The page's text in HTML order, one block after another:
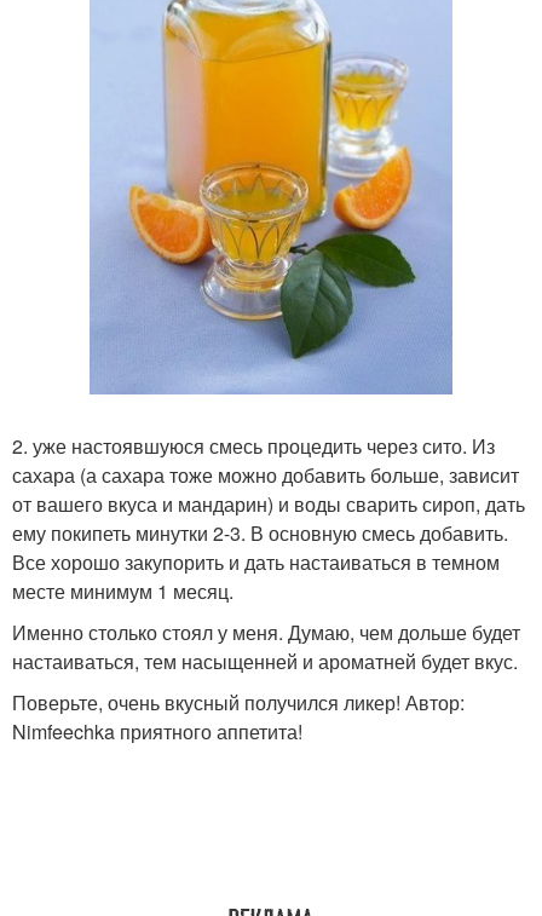
2. уже настоявшуюся смесь процедить через сито. Из
сахара (а сахара тоже можно добавить больше, зависит
от вашего вкуса и мандарин) и воды сварить сироп, дать
ему покипеть минутки 2-3. В основную смесь добавить.
Все хорошо закупорить и дать настаиваться в темном
месте минимум 1 месяц.
Именно столько стоял у меня. Думаю, чем дольше будет
настаиваться, тем насыщенней и ароматней будет вкус.
Поверьте, очень вкусный получился ликер! Автор:
Nimfeechka приятного аппетита!